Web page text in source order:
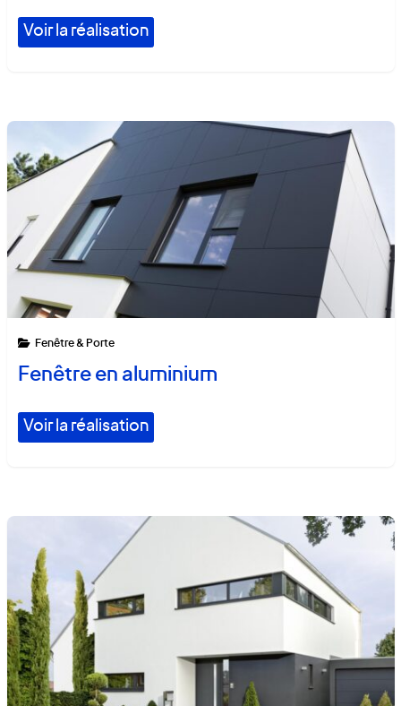
Voir la réalisation
Fenêtre & Porte
Fenêtre en aluminium
Voir la réalisation